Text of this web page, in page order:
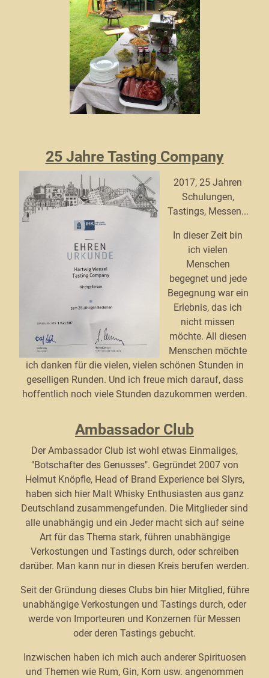
25 Jahre Tasting Company
2017, 25 Jahren
Schulungen,
Tastings, Messen...
In dieser Zeit bin
ich vielen
Menschen
begegnet und jede
Begegnung war ein
Erlebnis, das ich
nicht missen
möchte. All diesen
Menschen möchte
ich danken für die vielen, vielen schönen Stunden in
geselligen Runden. Und ich freue mich darauf, dass
hoffentlich noch viele Stunden dazukommen werden.
Ambassador Club
Der Ambassador Club ist wohl etwas Einmaliges,
"Botschafter des Genusses". Gegründet 2007 von
Helmut Knöpfle, Head of Brand Experience bei Slyrs,
haben sich hier Malt Whisky Enthusiasten aus ganz
Deutschland zusammengefunden. Die Mitglieder sind
alle unabhängig und ein Jeder macht sich auf seine
Art für das Thema stark, führen unabhängige
Verkostungen und Tastings durch, oder schreiben
darüber. Man kann nur in diesen Kreis berufen werden.
Seit der Gründung dieses Clubs bin hier Mitglied, führe
unabhängige Verkostungen und Tastings durch, oder
werde von Importeuren und Konzernen für Messen
oder deren Tastings gebucht.
Inzwischen haben ich mich auch anderer Spirituosen
und Themen wie Rum, Gin, Korn usw. angenommen